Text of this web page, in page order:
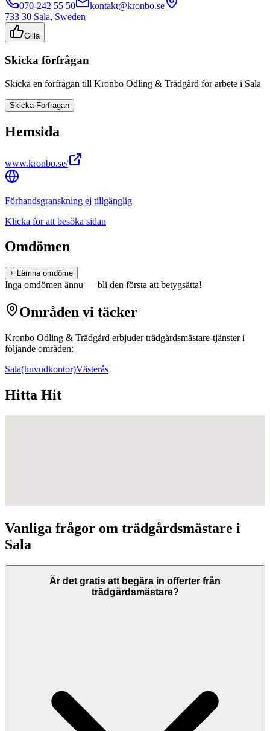
070-242 55 50
kontakt@kronbo.se
733 30 Sala, Sweden
Gilla
Skicka förfrågan
Skicka en förfrågan till Kronbo Odling & Trädgård for arbete i Sala
Skicka Forfragan
Hemsida
www.kronbo.se/
Förhandsgranskning ej tillgänglig
Klicka för att besöka sidan
Omdömen
+ Lämna omdöme
Inga omdömen ännu — bli den första att betygsätta!
Områden vi täcker
Kronbo Odling & Trädgård erbjuderträdgårdsmästare-tjänster i
följande områden:
Sala(huvudkontor)Västerås
Hitta Hit
Vanliga frågor om trädgårdsmästare i
Sala
Är det gratis att begära in offerter från
trädgårdsmästare?